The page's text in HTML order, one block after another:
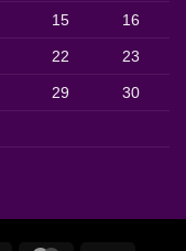
15 16
22 23
29 30